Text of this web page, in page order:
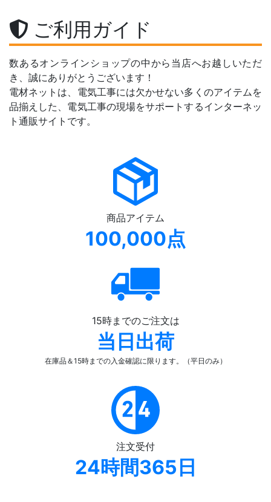
ご利用ガイド
数あるオンラインショップの中から当店へお越しいただ
き、誠にありがとうございます！
電材ネットは、電気工事には欠かせない多くのアイテムを
品揃えした、電気工事の現場をサポートするインターネッ
ト通販サイトです。
商品アイテム
100,000点
15時までのご注文は
当日出荷
在庫品＆15時までの入金確認に限ります。（平日のみ）
注文受付
24時間365日